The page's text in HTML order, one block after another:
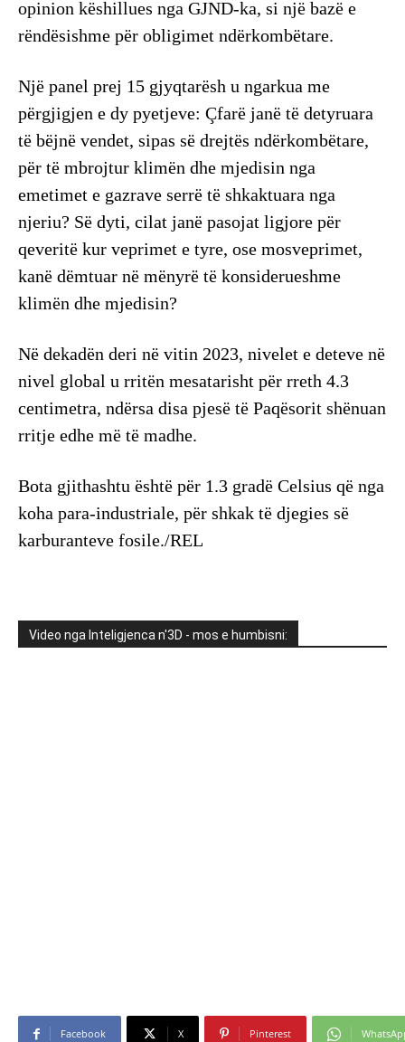
opinion këshillues nga GJND-ka, si një bazë e
rëndësishme për obligimet ndërkombëtare.
Një panel prej 15 gjyqtarësh u ngarkua me
përgjigjen e dy pyetjeve: Çfarë janë të detyruara
të bëjnë vendet, sipas së drejtës ndërkombëtare,
për të mbrojtur klimën dhe mjedisin nga
emetimet e gazrave serrë të shkaktuara nga
njeriu? Së dyti, cilat janë pasojat ligjore për
qeveritë kur veprimet e tyre, ose mosveprimet,
kanë dëmtuar në mënyrë të konsiderueshme
klimën dhe mjedisin?
Në dekadën deri në vitin 2023, nivelet e deteve në
nivel global u rritën mesatarisht për rreth 4.3
centimetra, ndërsa disa pjesë të Paqësorit shënuan
rritje edhe më të madhe.
Bota gjithashtu është për 1.3 gradë Celsius që nga
koha para-industriale, për shkak të djegies së
karburanteve fosile./REL
Video nga Inteligjenca n'3D - mos e humbisni:
Facebook X Pinterest